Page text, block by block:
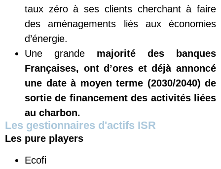
taux zéro à ses clients cherchant à faire
des aménagements liés aux économies
d’énergie.
Une grande majorité des banques
Françaises, ont d’ores et déjà annoncé
une date à moyen terme (2030/2040) de
sortie de financement des activités liées
au charbon.
Les gestionnaires d'actifs ISR
Les pure players
Ecofi